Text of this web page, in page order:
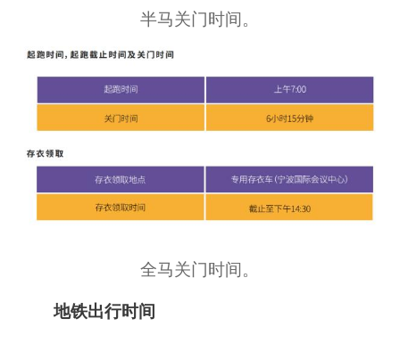
半马关门时间。
全马关门时间。
地铁出行时间